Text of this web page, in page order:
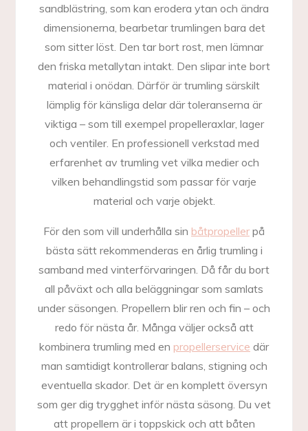
sandblästring, som kan erodera ytan och ändra
dimensionerna, bearbetar trumlingen bara det
som sitter löst. Den tar bort rost, men lämnar
den friska metallytan intakt. Den slipar inte bort
material i onödan. Därför är trumling särskilt
lämplig för känsliga delar där toleranserna är
viktiga – som till exempel propelleraxlar, lager
och ventiler. En professionell verkstad med
erfarenhet av trumling vet vilka medier och
vilken behandlingstid som passar för varje
material och varje objekt.
För den som vill underhålla sin båtpropeller på
bästa sätt rekommenderas en årlig trumling i
samband med vinterförvaringen. Då får du bort
all påväxt och alla beläggningar som samlats
under säsongen. Propellern blir ren och fin – och
redo för nästa år. Många väljer också att
kombinera trumling med en propellerservice där
man samtidigt kontrollerar balans, stigning och
eventuella skador. Det är en komplett översyn
som ger dig trygghet inför nästa säsong. Du vet
att propellern är i toppskick och att båten